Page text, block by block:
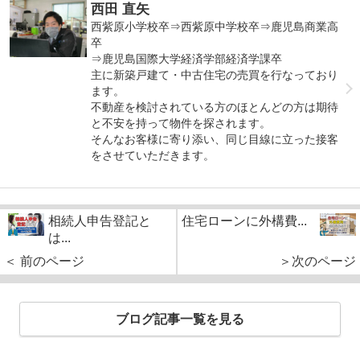
西田 直矢
西紫原小学校卒⇒西紫原中学校卒⇒鹿児島商業高
卒
⇒鹿児島国際大学経済学部経済学課卒
主に新築戸建て・中古住宅の売買を行なっており
ます。
不動産を検討されている方のほとんどの方は期待
と不安を持って物件を探されます。
そんなお客様に寄り添い、同じ目線に立った接客
をさせていただきます。
相続人申告登記と
は...
＜ 前のページ
住宅ローンに外構費...
＞次のページ
ブログ記事一覧を見る